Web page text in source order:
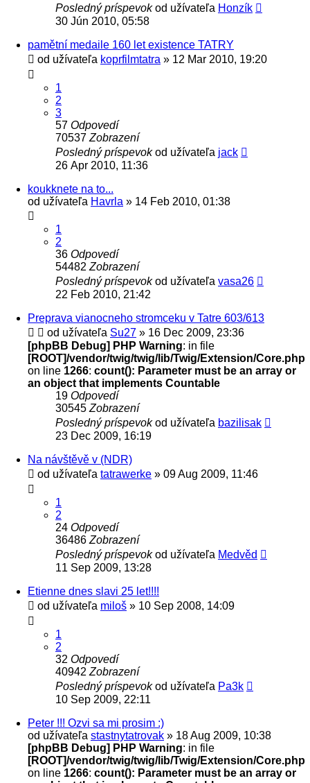
Posledný príspevokod užívateľa Honzík
30 Jún 2010, 05:58
pamětní medaile 160 let existence TATRY
od užívateľa koprfilmtatra » 12 Mar 2010, 19:20
1
2
3
57 Odpovedí
70537 Zobrazení
Posledný príspevokod užívateľa jack
26 Apr 2010, 11:36
koukknete na to...
od užívateľa Havrla » 14 Feb 2010, 01:38
1
2
36 Odpovedí
54482 Zobrazení
Posledný príspevokod užívateľa vasa26
22 Feb 2010, 21:42
Preprava vianocneho stromceku v Tatre 603/613
od užívateľa Su27 » 16 Dec 2009, 23:36
[phpBB Debug] PHP Warning: in file
[ROOT]/vendor/twig/twig/lib/Twig/Extension/Core.php
on line 1266: count(): Parameter must be an array or
an object that implements Countable
19 Odpovedí
30545 Zobrazení
Posledný príspevokod užívateľa bazilisak
23 Dec 2009, 16:19
Na návštěvě v (NDR)
od užívateľa tatrawerke » 09 Aug 2009, 11:46
1
2
24 Odpovedí
36486 Zobrazení
Posledný príspevokod užívateľa Medvěd
11 Sep 2009, 13:28
Etienne dnes slavi 25 let!!!!
od užívateľa miloš » 10 Sep 2008, 14:09
1
2
32 Odpovedí
40942 Zobrazení
Posledný príspevokod užívateľa Pa3k
10 Sep 2009, 22:11
Peter !!! Ozvi sa mi prosim :)
od užívateľa stastnytatrovak » 18 Aug 2009, 10:38
[phpBB Debug] PHP Warning: in file
[ROOT]/vendor/twig/twig/lib/Twig/Extension/Core.php
on line 1266: count(): Parameter must be an array or